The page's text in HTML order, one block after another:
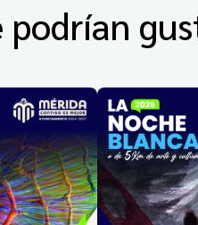
podrían